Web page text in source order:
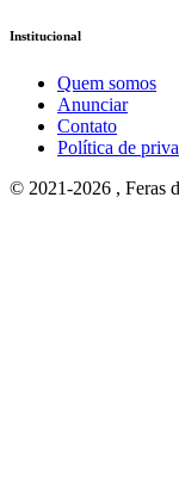
Institucional
Quem somos
Anunciar
Contato
Política de
© 2021-2026 , Feras